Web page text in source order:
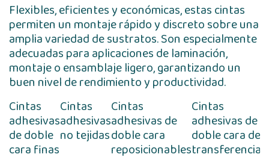
Flexibles, eficientes y económicas, estas cintas
permiten un montaje rápido y discreto sobre una
amplia variedad de sustratos. Son especialmente
adecuadas para aplicaciones de laminación,
montaje o ensamblaje ligero, garantizando un
buen nivel de rendimiento y productividad.
Cintas
adhesivas
de doble
cara finas
Cintas
adhesivas
no tejidas
Cintas
adhesivas de
doble cara
reposicionables
Cintas
adhesivas de
doble cara de
transferencia